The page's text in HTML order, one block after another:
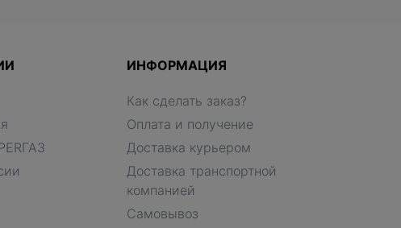
ИНФОРМАЦИЯ
Как сделать заказ?
Оплата и получение
Доставка курьером
Доставка транспортной
компанией
Самовывоз